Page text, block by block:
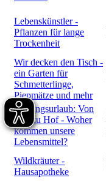
Lebenskünstler -
Pflanzen für lange
Trockenheit
Wir decken den Tisch -
ein Garten für
Schmetterlinge,
Piepmätze und mehr
Bildungsurlaub: Von
Hof zu Hof - Woher
kommen unsere
Lebensmittel?
Wildkräuter -
Hausapotheke